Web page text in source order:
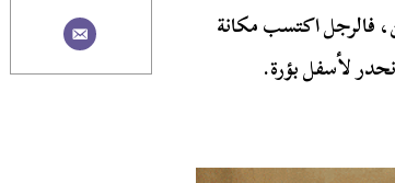
فالرجل اكتسب مكانة
لأسفل بؤرة.